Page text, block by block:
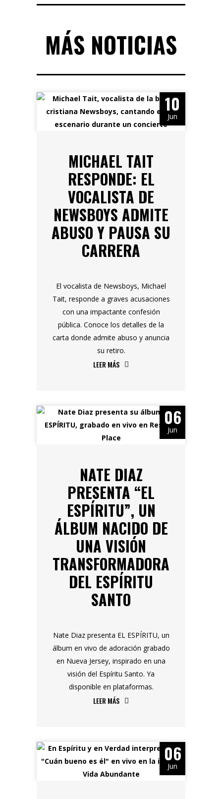
MÁS NOTICIAS
10
Jun
MICHAEL TAIT
RESPONDE: EL
VOCALISTA DE
NEWSBOYS ADMITE
ABUSO Y PAUSA SU
CARRERA
El vocalista de Newsboys, Michael
Tait, responde a graves acusaciones
con una impactante confesión
pública. Conoce los detalles de la
carta donde admite abuso y anuncia
su retiro.
LEER MÁS
06
Jun
NATE DIAZ
PRESENTA “EL
ESPÍRITU”, UN
ÁLBUM NACIDO DE
UNA VISIÓN
TRANSFORMADORA
DEL ESPÍRITU
SANTO
Nate Diaz presenta EL ESPÍRITU, un
álbum en vivo de adoración grabado
en Nueva Jersey, inspirado en una
visión del Espíritu Santo. Ya
disponible en plataformas.
LEER MÁS
06
Jun